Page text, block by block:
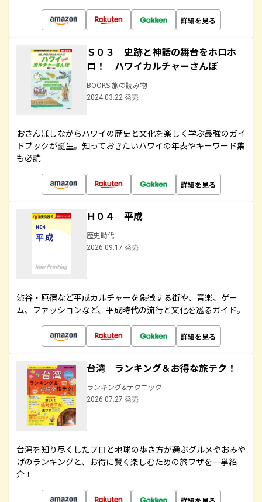
詳細を見る
Ｓ０３ 史跡と神話の舞台をホロホ
ロ！ ハワイカルチャーさんぽ
BOOKS 旅の読み物
2024.03.22 発売
おさんぽしながらハワイの歴史と文化を楽しく学ぶ最強のガイ
ドブックが誕生。知っておきたいハワイの年表やキーワード集
も必読
詳細を見る
Ｈ０４ 平成
歴史時代
2026.09.17 発売
渋谷・原宿など平成カルチャーを象徴する街や、音楽、ゲー
ム、ファッションなど、平成時代の流行と文化を巡るガイド。
詳細を見る
台湾 ランキング＆お得な旅テク！
ランキング&テクニック
2026.07.27 発売
台湾を知り尽くしたプロと地球の歩き方が選ぶグルメやおみや
げのランキングと、お得に賢く楽しむための旅ワザを一挙紹
介！